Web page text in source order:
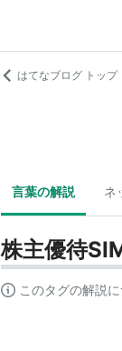
はてなブログ トップ
言葉の解説 ネ
株主優待
このタグの解説